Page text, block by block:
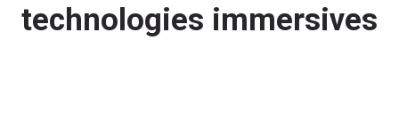
technologies immersives